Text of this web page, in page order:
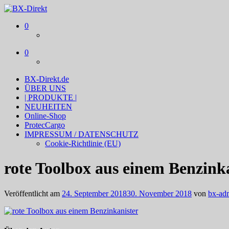
BX-Direkt
Produktideen und Online-Marketing
0
0
BX-Direkt.de
ÜBER UNS
| PRODUKTE |
NEUHEITEN
Online-Shop
ProtecCargo
IMPRESSUM / DATENSCHUTZ
Cookie-Richtlinie (EU)
rote Toolbox aus einem
Veröffentlicht am 24. September 201830. November 2018 von bx-